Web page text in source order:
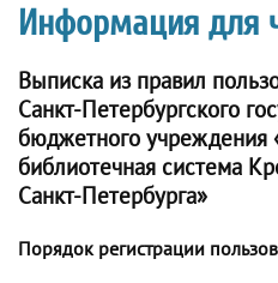
Информация для
Выписка из правил
Санкт-Петербургского
бюджетного учреждения
библиотечная система
Санкт-Петербурга»
Порядок регистрации